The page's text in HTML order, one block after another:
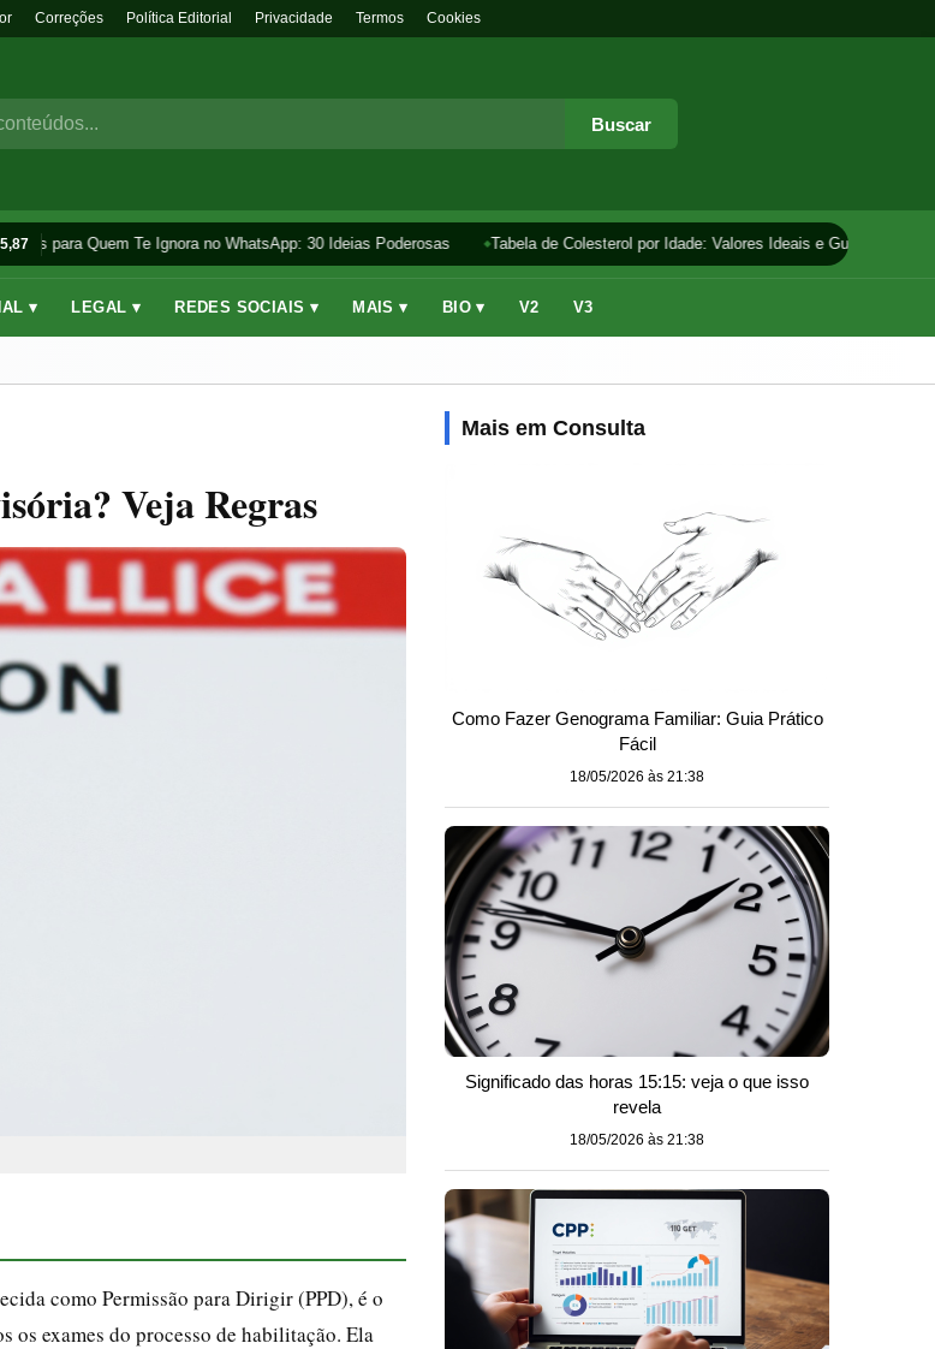
Correções Política Editorial Privacidade Termos Cookies
Buscar
para Quem Te Ignora no WhatsApp: 30 Ideias Poderosas Tabela de Colesterol por Idade: Valores Ideais e Guia
▾ LEGAL ▾ REDES SOCIAIS ▾ MAIS ▾ BIO ▾ V2 V3
Veja Regras
como Permissão para Dirigir (PPD), é o
exames do processo de habilitação. Ela
Mais em Consulta
Como Fazer Genograma Familiar: Guia Prático
Fácil
18/05/2026 às 21:38
Significado das horas 15:15: veja o que isso
revela
18/05/2026 às 21:38